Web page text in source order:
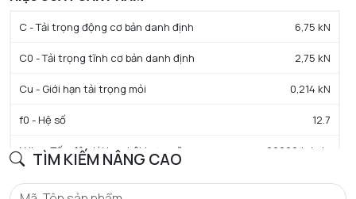
TÌM KIẾM NÂNG CAO
C - Tải trọng động cơ bản danh định 6,75 kN
C0 - Tải trọng tĩnh cơ bản danh định 2,75 kN
Cu - Giới hạn tải trọng mỏi 0,214 kN
f0 - Hệ số 12.7
N lim - Tốc độ giới hạn bôi trơn mỡ 22000 tr/min
Tmin - Nhiệt độ hoạt động tối thiểu -25 °C